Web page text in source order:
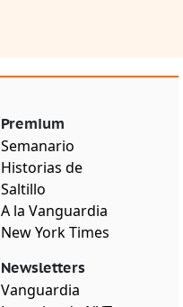
Premium
Semanario
Historias de
Saltillo
A la Vanguardia
New York Times
Newsletters
Vanguardia